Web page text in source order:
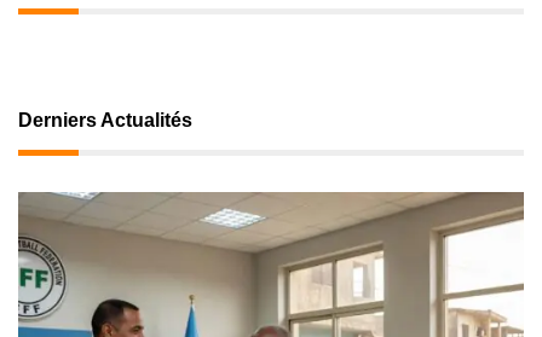
Derniers Actualités